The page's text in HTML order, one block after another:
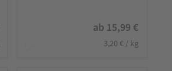
ab 15,99€
3,20 € / kg